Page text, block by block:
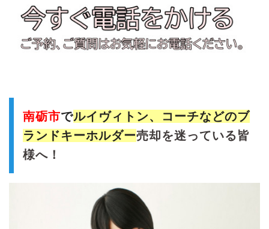
南砺市でルイヴィトン、コーチなどのブ
ランドキーホルダー売却を迷っている皆
様へ！